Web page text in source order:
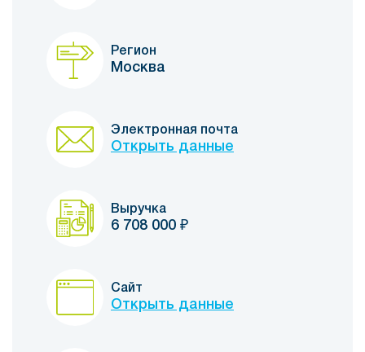
Регион
Москва
Электронная почта
Открыть данные
Выручка
6 708 000 ₽
Сайт
Открыть данные